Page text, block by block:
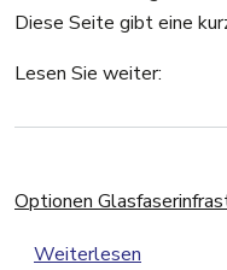
Diese Seite gibt eine
Lesen Sie weiter:
Optionen
Weiterlesen